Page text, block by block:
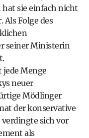
sie einfach nicht
Folge des
seiner Ministerin
Menge
neuer
Mödlinger
der konservative
sich vor
als